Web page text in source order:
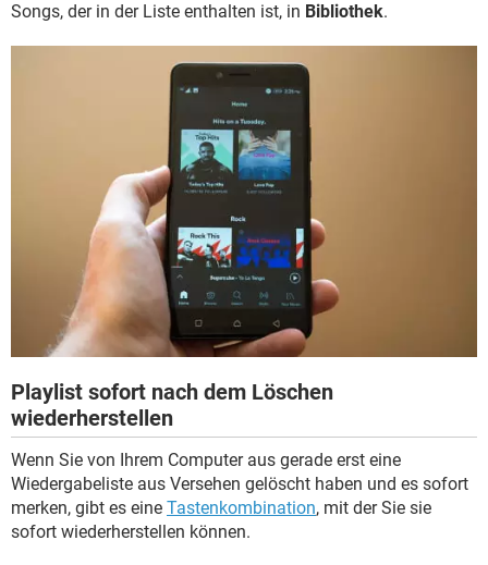
Songs, der in der Liste enthalten ist, in Bibliothek.
Playlist sofort nach dem Löschen
wiederherstellen
Wenn Sie von Ihrem Computer aus gerade erst eine
Wiedergabeliste aus Versehen gelöscht haben und es sofort
merken, gibt es eine Tastenkombination, mit der Sie sie
sofort wiederherstellen können.